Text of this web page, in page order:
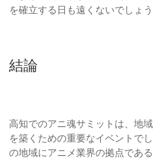
を確立する日も遠くないでしょう
結論
高知でのアニ魂サミットは、地
を築くための重要なイベントで
の地域にアニメ業界の拠点であ